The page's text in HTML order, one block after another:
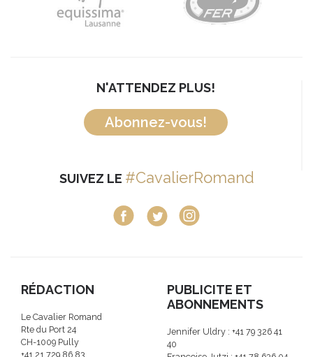
N'ATTENDEZ PLUS!
Abonnez-vous!
SUIVEZ LE #CavalierRomand
RÉDACTION
Le Cavalier Romand
Rte du Port 24
CH-1009 Pully
+41 21 729 86 83
PUBLICITE ET
ABONNEMENTS
Jennifer Uldry : +41 79 326 41
40